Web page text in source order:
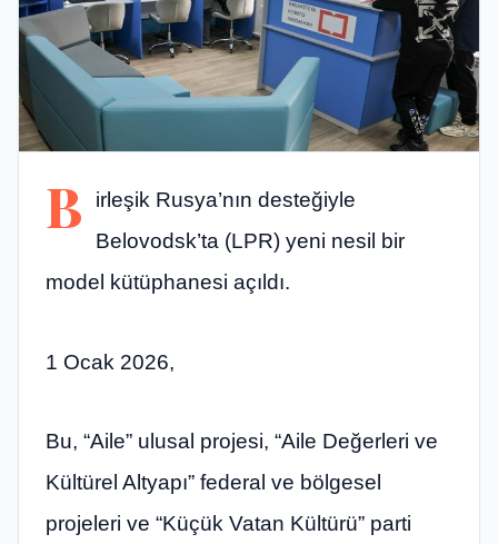
B
irleşik Rusya’nın desteğiyle
Belovodsk’ta (LPR) yeni nesil bir
model kütüphanesi açıldı.
1 Ocak 2026,
Bu, “Aile” ulusal projesi, “Aile Değerleri ve
Kültürel Altyapı” federal ve bölgesel
projeleri ve “Küçük Vatan Kültürü” parti